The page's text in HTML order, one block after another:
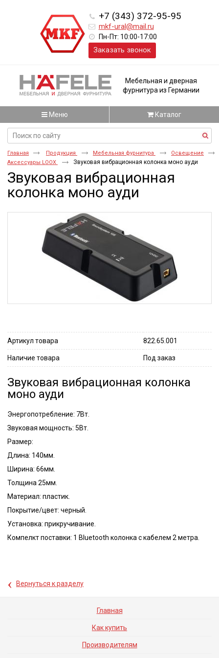
+7 (343) 372-95-95
mkf-ural@mail.ru
Пн-Пт: 10:00-17:00
Заказать звонок
Мебельная и дверная
фурнитура из Германии
Меню Каталог
Главная Продукция Мебельная фурнитура
Освещение
Аксессуары LOOX
Звуковая вибрационная колонка моно ауди
Звуковая вибрационная
колонка моно ауди
Артикул товара 822.65.001
Наличие товара Под заказ
Звуковая вибрационная колонка
моно ауди
Энергопотребление: 7Вт.
Звуковая мощность: 5Вт.
Размер:
Длина: 140мм.
Ширина: 66мм.
Толщина 25мм.
Материал: пластик.
Покрытие/цвет: черный.
Установка: прикручивание.
Компелкт поставки: 1 Bluetooth колонка с кабелем 2 метра.
‹ Вернуться к разделу
Главная
Как купить
Производителям